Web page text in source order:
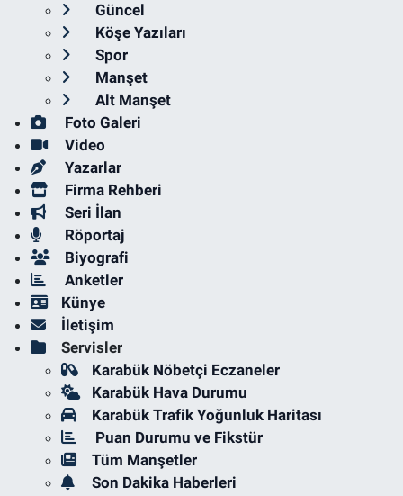
Güncel
Köşe Yazıları
Spor
Manşet
Alt Manşet
Foto Galeri
Video
Yazarlar
Firma Rehberi
Seri İlan
Röportaj
Biyografi
Anketler
Künye
İletişim
Servisler
Karabük Nöbetçi Eczaneler
Karabük Hava Durumu
Karabük Trafik Yoğunluk Haritası
Puan Durumu ve Fikstür
Tüm Manşetler
Son Dakika Haberleri